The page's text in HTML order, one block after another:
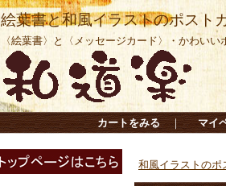
絵葉書と和風イラストのポスト
〈絵葉書〉と〈メッセージカード〉・かわいい
カートをみる ｜ マイ
和風イラストのポ